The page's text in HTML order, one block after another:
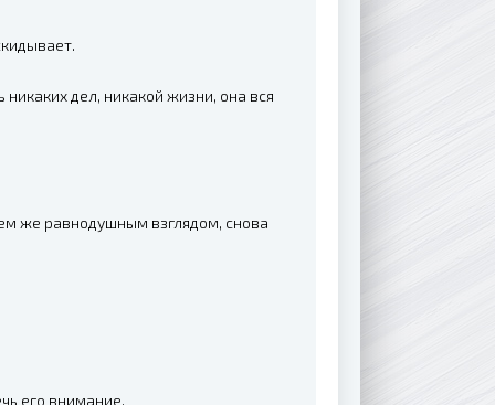
дел, никакой жизни, она вся
же равнодушным взглядом, снова
его внимание.